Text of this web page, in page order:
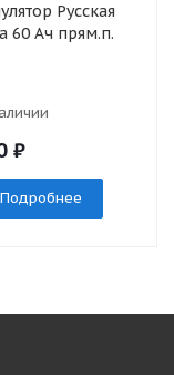
Русская
60 Ач прям.п.
₽
Подробнее